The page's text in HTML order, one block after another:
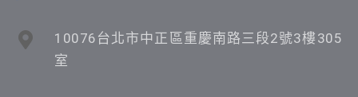
10076台北市中正區重慶南路三段2號3樓305
室